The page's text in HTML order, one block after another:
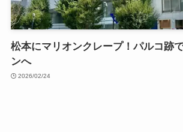
松本にマリオンクレープ！パルコ跡
ンへ
2026/02/24